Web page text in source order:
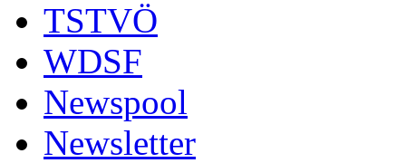
TSTVÖ
WDSF
Newspool
Newsletter